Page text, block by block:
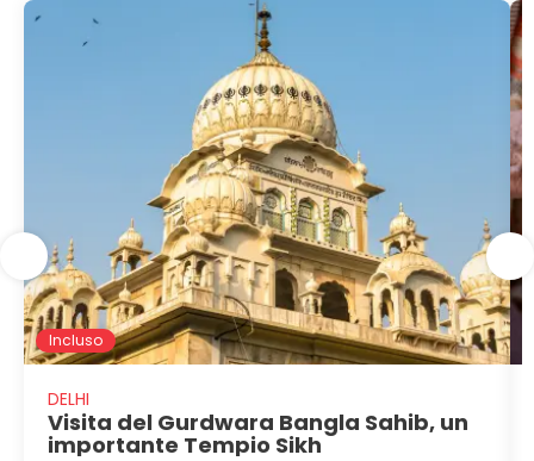
Incluso
DELHI
Visita del Gurdwara Bangla Sahib, un
importante Tempio Sikh